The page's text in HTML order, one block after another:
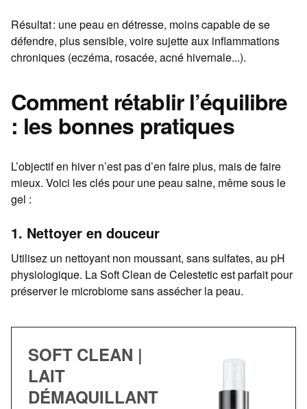
Résultat : une peau en détresse, moins capable de se
défendre, plus sensible, voire sujette aux inflammations
chroniques (eczéma, rosacée, acné hivernale...).
Comment rétablir l’équilibre
: les bonnes pratiques
L’objectif en hiver n’est pas d’en faire plus, mais de faire
mieux. Voici les clés pour une peau saine, même sous le
gel :
1. Nettoyer en douceur
Utilisez un nettoyant non moussant, sans sulfates, au pH
physiologique. La Soft Clean de Celestetic est parfait pour
préserver le microbiome sans assécher la peau.
SOFT CLEAN |
LAIT
DÉMAQUILLANT